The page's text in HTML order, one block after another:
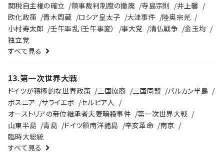
関税自主権の確立 領事裁判制度の撤廃 寺島宗則
井上馨
欧化政策
青木周蔵 ロシア皇太子 大津事件
陸奥宗光
小村寿太郎
壬午軍乱（壬午事変） 事大党 清仏戦争
金玉均
独立党
すべて見る
13.第一次世界大戦
ドイツが積極的な世界政策 三国協商 三国同盟
バルカン半島
ボスニア
サライエボ
セルビア人
オーストリアの帝位継承者夫妻暗殺事件
第一次世界大戦
山東半島
青島 ドイツ領南洋諸島 辛亥革命
南京
臨時大総統
すべて見る